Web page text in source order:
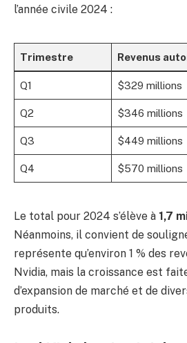
l’année civile 2024 :
Trimestre Revenus
Q1 $329 millions
Q2 $346 millions
Q3 $449 millions
Q4 $570 millions
Le total pour 2024 s’élève à 1,7
Néanmoins, il convient de
représente qu’environ 1 % des
Nvidia, mais la croissance est
d’expansion de marché et de
produits.